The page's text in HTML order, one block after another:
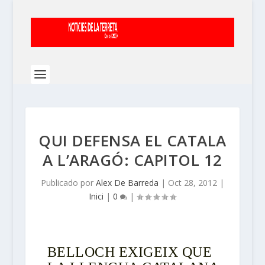
QUI DEFENSA EL CATALA
A L’ARAGÓ: CAPITOL 12
Publicado por Alex De Barreda | Oct 28, 2012|
Inici |0 |
BELLOCH EXIGEIX QUE